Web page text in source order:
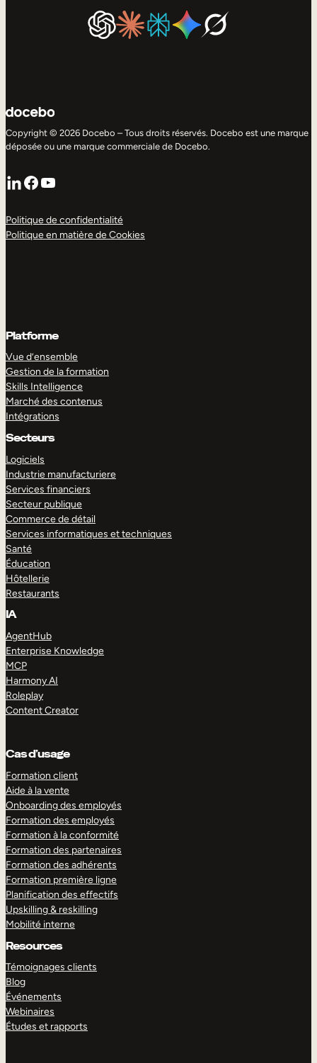
Copyright © 2026 Docebo – Tous droits réservés. Docebo est une marque
déposée ou une marque commerciale de Docebo.
LinkedIn
Facebook
YouTube
Politique de confidentialité
Politique en matière de Cookies
Platforme
Vue d’ensemble
Gestion de la formation
Skills Intelligence
Marché des contenus
Intégrations
Secteurs
Logiciels
Industrie manufacturiere
Services financiers
Secteur publique
Commerce de détail
Services informatiques et techniques
Santé
Éducation
Hôtellerie
Restaurants
IA
AgentHub
Enterprise Knowledge
MCP
Harmony AI
Roleplay
Content Creator
Cas d’usage
Formation client
Aide à la vente
Onboarding des employés
Formation des employés
Formation à la conformité
Formation des partenaires
Formation des adhérents
Formation première ligne
Planification des effectifs
Upskilling & reskilling
Mobilité interne
Resources
Témoignages clients
Blog
Événements
Webinaires
Études et rapports